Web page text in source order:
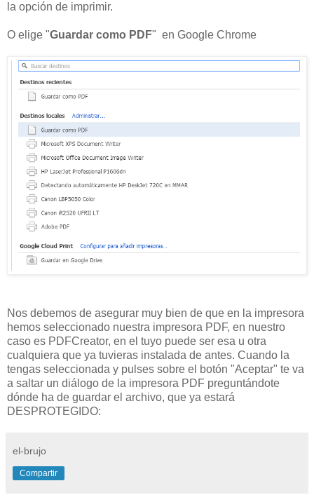
la opción de imprimir.
O elige "Guardar como PDF" en Google Chrome
Nos debemos de asegurar muy bien de que en la impresora
hemos seleccionado nuestra impresora PDF, en nuestro
caso es PDFCreator, en el tuyo puede ser esa u otra
cualquiera que ya tuvieras instalada de antes. Cuando la
tengas seleccionada y pulses sobre el botón "Aceptar" te va
a saltar un diálogo de la impresora PDF preguntándote
dónde ha de guardar el archivo, que ya estará
DESPROTEGIDO:
el-brujo
Compartir